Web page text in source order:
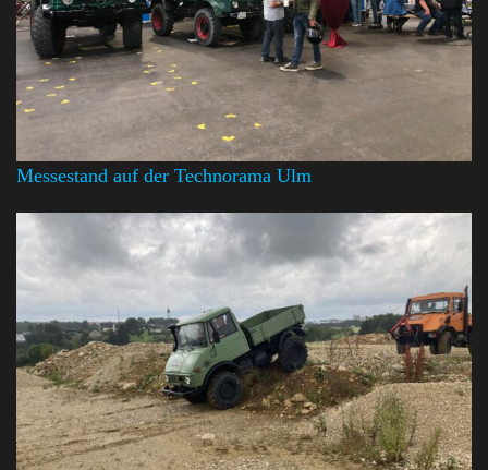
Messestand auf der Technorama Ulm